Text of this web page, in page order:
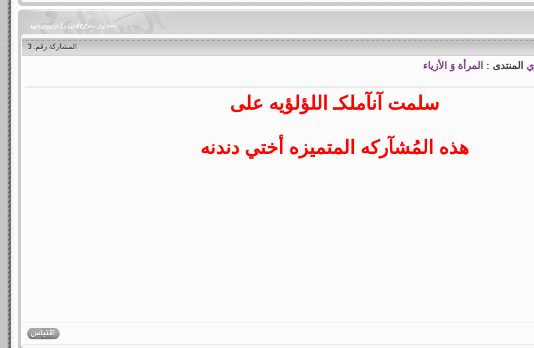
المشاركة رقم:3
المنتدى : المرأة وَ الأزياء
سلمت آنآملكـ اللؤلؤيه على
هذه المُشآركه المتميزه أختي دندنه